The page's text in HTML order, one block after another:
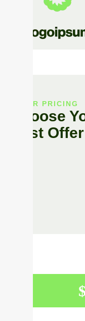
OUR PRICING
Choose
Best Offer
$